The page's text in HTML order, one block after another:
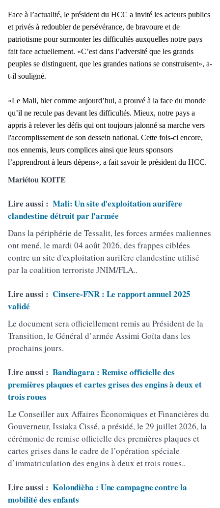
Face à l’actualité, le président du HCC a invité les acteurs publics
et privés à redoubler de persévérance, de bravoure et de
patriotisme pour surmonter les difficultés auxquelles notre pays
fait face actuellement. «C’est dans l’adversité que les grands
peuples se distinguent, que les grandes nations se construisent», a-
t-il souligné.
«Le Mali, hier comme aujourd’hui, a prouvé à la face du monde
qu’il ne recule pas devant les difficultés. Mieux, notre pays a
appris à relever les défis qui ont toujours jalonné sa marche vers
l'accomplissement de son dessein national. Cette fois-ci encore,
nos ennemis, leurs complices ainsi que leurs sponsors
l’apprendront à leurs dépens», a fait savoir le président du HCC.
Mariétou KOITE
Lire aussi : Mali: Un site d'exploitation aurifère
clandestine détruit par l'armée
Dans la périphérie de Tessalit, les forces armées maliennes
ont mené, le mardi 04 août 2026, des frappes ciblées
contre un site d'exploitation aurifère clandestine utilisé
par la coalition terroriste JNIM/FLA..
Lire aussi : Cinsere-FNR : Le rapport annuel 2025
validé
Le document sera officiellement remis au Président de la
Transition, le Général d’armée Assimi Goïta dans les
prochains jours.
Lire aussi : Bandiagara : Remise officielle des
premières plaques et cartes grises des engins à deux et
trois roues
Le Conseiller aux Affaires Économiques et Financières du
Gouverneur, Issiaka Cissé, a présidé, le 29 juillet 2026, la
cérémonie de remise officielle des premières plaques et
cartes grises dans le cadre de l’opération spéciale
d’immatriculation des engins à deux et trois roues..
Lire aussi : Kolondièba : Une campagne contre la
mobilité des enfants